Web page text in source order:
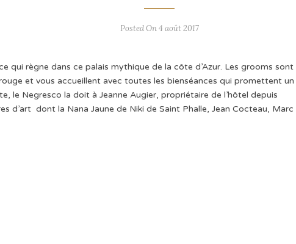
Posted On 4 août 2017
qui règne dans ce palais mythique de la côte d’Azur. Les grooms sont
et vous accueillent avec toutes les bienséances qui promettent un
le Negresco la doit à Jeanne Augier, propriétaire de l’hôtel depuis
d’art dont la Nana Jaune de Niki de Saint Phalle, Jean Cocteau, Marc